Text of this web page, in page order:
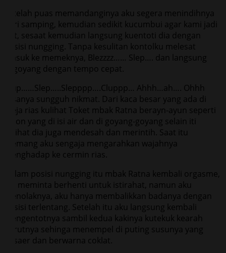
Setelah puas memandanginya aku segera menindihnya
dari samping, kemudian sedikit kucumbui agar kami jadi
hot, sesaat kemudian langsung kuentoti dia dengan
posisi nungging. Tanpa kesulitan kontolku melesat
masuk ke memeknya, Blezzzz…… Slep…. dan langsung
kugoyang dengan tempo cepat.
Clup……Slep…..Slepppp….Cluppp… Ahhh…ah…. Ohhh
rasanya sungguh nikmat. Dari kaca besar yang ada di
meja rias kulihat Toket mbak Ratna berayn-ayun seperti
balon yang di isi air dan di goyang-goyang selain iti
kulihat dia juga mendesah dan merintih. Saat itu
memang aku sengaja mengarahkan wajahnya
menghadap ke cermin rias.
Dalam posisi nungging itu mbak Ratna kembali orgasme,
dia meminta berhenti untuk istirahat, namun aku
menolaknya, aku hanya membalikkan badanya dengan
posisi terlentang. Setelah itu aku langsung kembali
mengentotnya sambil kedua kakinya kutekuk kearah
perutnya sehinga menempel di puting susunya yang
besaer dan berwarna coklat.